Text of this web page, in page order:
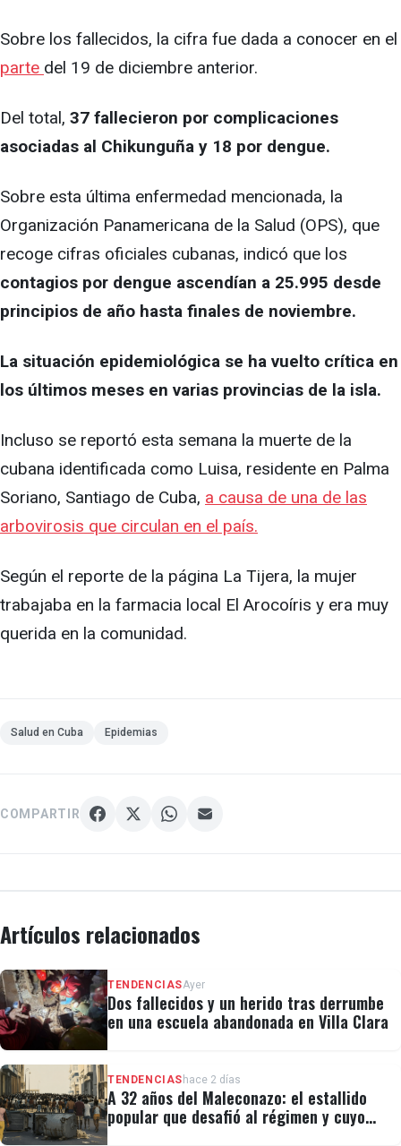
Sobre los fallecidos, la cifra fue dada a conocer en el
parte del 19 de diciembre anterior.
Del total, 37 fallecieron por complicaciones
asociadas al Chikunguña y 18 por dengue.
Sobre esta última enfermedad mencionada, la
Organización Panamericana de la Salud (OPS), que
recoge cifras oficiales cubanas, indicó que los
contagios por dengue ascendían a 25.995 desde
principios de año hasta finales de noviembre.
La situación epidemiológica se ha vuelto crítica en
los últimos meses en varias provincias de la isla.
Incluso se reportó esta semana la muerte de la
cubana identificada como Luisa, residente en Palma
Soriano, Santiago de Cuba, a causa de una de las
arbovirosis que circulan en el país.
Según el reporte de la página La Tijera, la mujer
trabajaba en la farmacia local El Arocoíris y era muy
querida en la comunidad.
Salud en Cuba Epidemias
COMPARTIR
Artículos relacionados
TENDENCIASAyer
Dos fallecidos y un herido tras derrumbe
en una escuela abandonada en Villa Clara
TENDENCIAS hace 2 días
A 32 años del Maleconazo: el estallido
popular que desafió al régimen y cuyo